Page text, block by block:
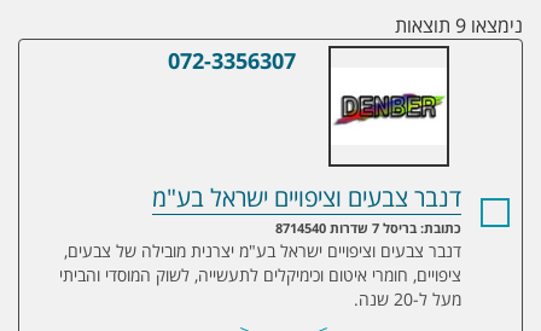
נימצאו 9 תוצאות
דנבר צבעים וציפויים ישראל בע"מ
072-3356307
דנבר צבעים וציפויים ישראל בע"מ
כתובת: בריסל 7 שדרות 8714540
דנבר צבעים וציפויים ישראל בע"מ יצרנית מובילה של צבעים,
ציפויים, חומרי איטום וכימיקלים לתעשייה, לשוק המוסדי והביתי
מעל ל-20 שנה.